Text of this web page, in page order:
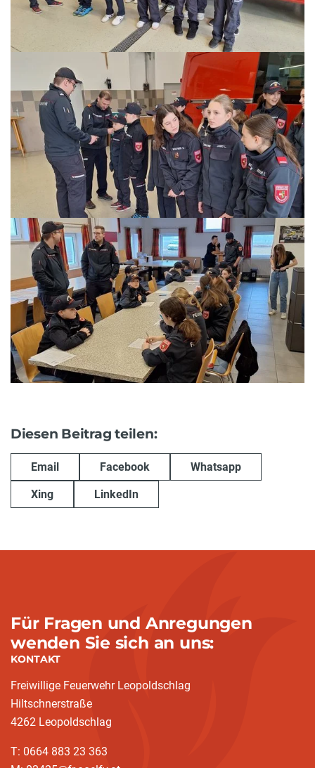
Diesen Beitrag teilen:
Email Facebook Whatsapp
Xing LinkedIn
Für Fragen und Anregungen
wenden Sie sich an uns:
KONTAKT
Freiwillige Feuerwehr Leopoldschlag
Hiltschnerstraße
4262 Leopoldschlag
T: 0664 883 23 363